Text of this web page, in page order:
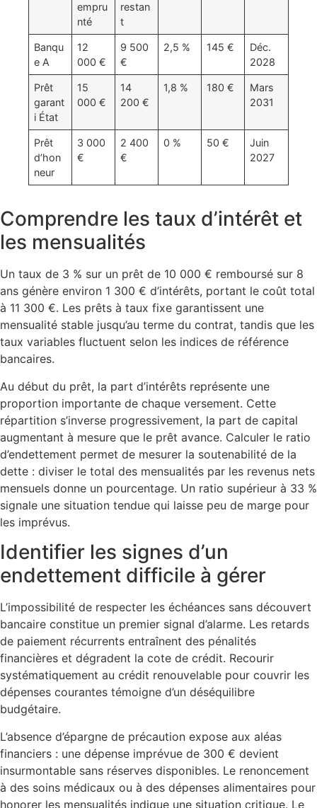
empru
nté
restan
t
Banqu
e A
12
000 €
9 500
€
2,5 % 145 €
Déc.
2028
Prêt
garant
i État
15
000 €
14
200 €
1,8 % 180 €
Mars
2031
Prêt
d’hon
neur
3 000
€
2 400
€
0 % 50 €
Juin
2027
Comprendre les taux d’intérêt et
les mensualités
Un taux de 3 % sur un prêt de 10 000 € remboursé sur 8
ans génère environ 1 300 € d’intérêts, portant le coût total
à 11 300 €. Les prêts à taux fixe garantissent une
mensualité stable jusqu’au terme du contrat, tandis que les
taux variables fluctuent selon les indices de référence
bancaires.
Au début du prêt, la part d’intérêts représente une
proportion importante de chaque versement. Cette
répartition s’inverse progressivement, la part de capital
augmentant à mesure que le prêt avance. Calculer le ratio
d’endettement permet de mesurer la soutenabilité de la
dette : diviser le total des mensualités par les revenus nets
mensuels donne un pourcentage. Un ratio supérieur à 33 %
signale une situation tendue qui laisse peu de marge pour
les imprévus.
Identifier les signes d’un
endettement difficile à gérer
L’impossibilité de respecter les échéances sans découvert
bancaire constitue un premier signal d’alarme. Les retards
de paiement récurrents entraînent des pénalités
financières et dégradent la cote de crédit. Recourir
systématiquement au crédit renouvelable pour couvrir les
dépenses courantes témoigne d’un déséquilibre
budgétaire.
L’absence d’épargne de précaution expose aux aléas
financiers : une dépense imprévue de 300 € devient
insurmontable sans réserves disponibles. Le renoncement
à des soins médicaux ou à des dépenses alimentaires pour
honorer les mensualités indique une situation critique. Le